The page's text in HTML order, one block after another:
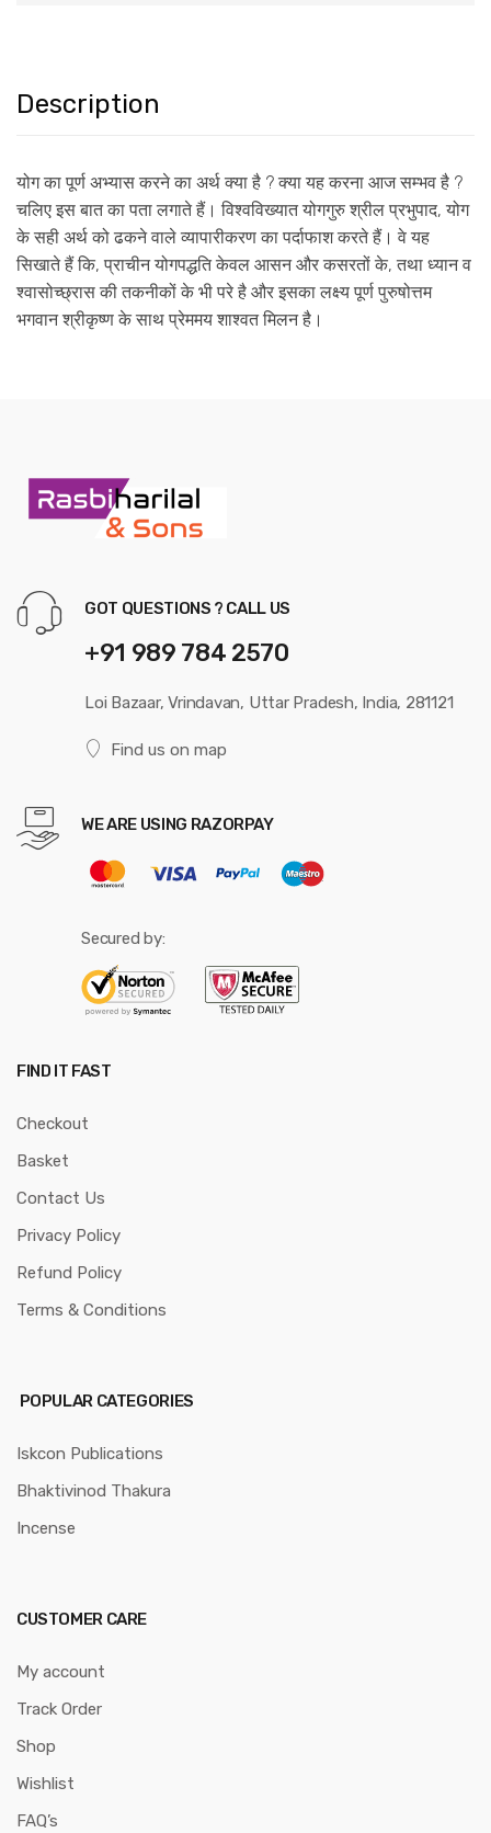
Description
योग का पूर्ण अभ्यास करने का अर्थ क्या है ? क्या यह करना आज सम्भव है ?
चलिए इस बात का पता लगाते हैं। विश्वविख्यात योगगुरु श्रील प्रभुपाद, योग
के सही अर्थ को ढकने वाले व्यापारीकरण का पर्दाफाश करते हैं। वे यह
सिखाते हैं कि, प्राचीन योगपद्धति केवल आसन और कसरतों के, तथा ध्यान व
श्वासोच्छ्रास की तकनीकों के भी परे है और इसका लक्ष्य पूर्ण पुरुषोत्तम
भगवान श्रीकृष्ण के साथ प्रेममय शाश्वत मिलन है।
GOT QUESTIONS ? CALL US
+91 989 784 2570
Loi Bazaar, Vrindavan, Uttar Pradesh, India, 281121
Find us on map
WE ARE USING RAZORPAY
Secured by:
FIND IT FAST
Checkout
Basket
Contact Us
Privacy Policy
Refund Policy
Terms & Conditions
POPULAR CATEGORIES
Iskcon Publications
Bhaktivinod Thakura
Incense
CUSTOMER CARE
My account
Track Order
Shop
Wishlist
FAQ’s